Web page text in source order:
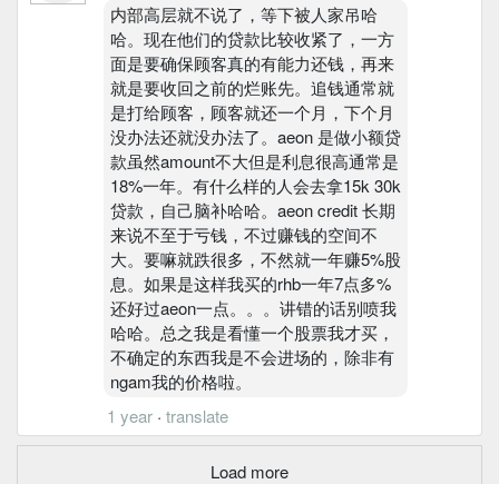
内部高层就不说了，等下被人家吊哈
哈。现在他们的贷款比较收紧了，一方
面是要确保顾客真的有能力还钱，再来
就是要收回之前的烂账先。追钱通常就
是打给顾客，顾客就还一个月，下个月
没办法还就没办法了。aeon 是做小额贷
款虽然amount不大但是利息很高通常是
18%一年。有什么样的人会去拿15k 30k
贷款，自己脑补哈哈。aeon credit 长期
来说不至于亏钱，不过赚钱的空间不
大。要嘛就跌很多，不然就一年赚5%股
息。如果是这样我买的rhb一年7点多%
还好过aeon一点。。。讲错的话别喷我
哈哈。总之我是看懂一个股票我才买，
不确定的东西我是不会进场的，除非有
ngam我的价格啦。
1 year · translate
Load more